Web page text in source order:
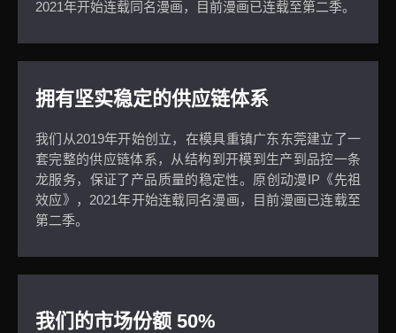
2021年开始连载同名漫画，目前漫画已连载至第二季。
拥有坚实稳定的供应链体系
我们从2019年开始创立，在模具重镇广东东莞建立了一
套完整的供应链体系，从结构到开模到生产到品控一条
龙服务，保证了产品质量的稳定性。原创动漫IP《先祖
效应》，2021年开始连载同名漫画，目前漫画已连载至
第二季。
我们的市场份额 50%